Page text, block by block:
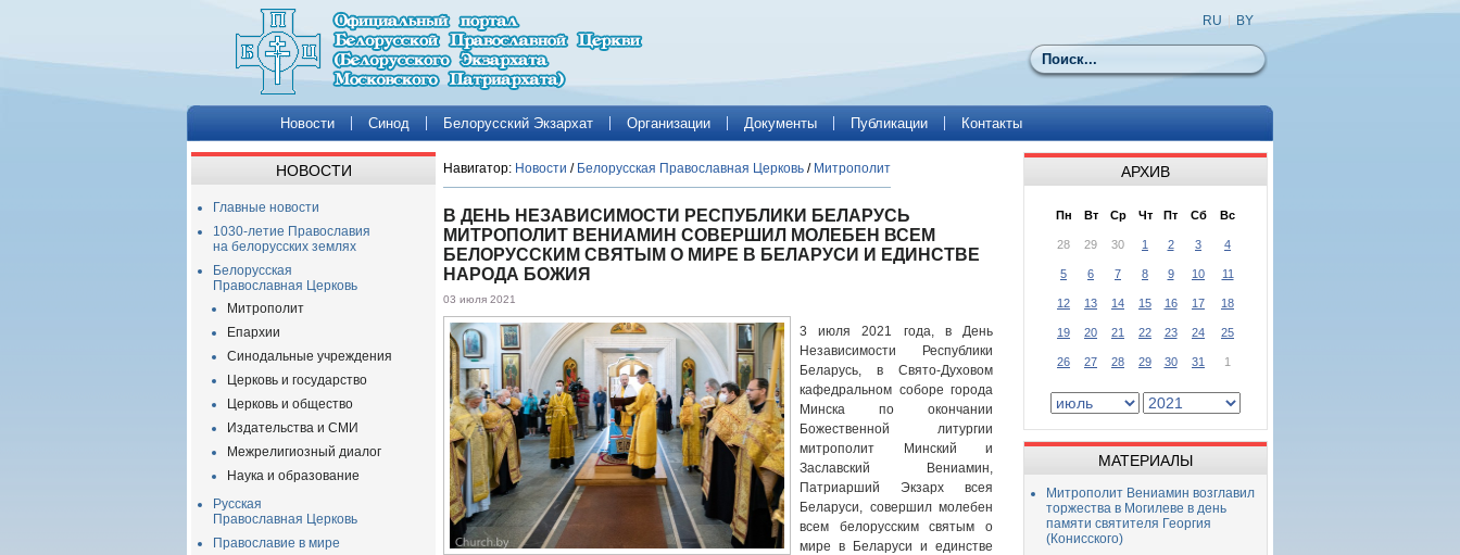
Поиск
RU BY
Новости Синод Белорусский Экзархат Организации Документы Публикации Контакты
НОВОСТИ
Главные новости
1030-летие Православия
на белорусских землях
Белорусская
Православная Церковь
Митрополит
Епархии
Синодальные учреждения
Церковь и государство
Церковь и общество
Издательства и СМИ
Межрелигиозный диалог
Наука и образование
Русская
Православная Церковь
Православие в мире
Навигатор: Новости / Белорусская Православная Церковь / Митрополит
В ДЕНЬ НЕЗАВИСИМОСТИ РЕСПУБЛИКИ БЕЛАРУСЬ
МИТРОПОЛИТ ВЕНИАМИН СОВЕРШИЛ МОЛЕБЕН ВСЕМ
БЕЛОРУССКИМ СВЯТЫМ О МИРЕ В БЕЛАРУСИ И ЕДИНСТВЕ
НАРОДА БОЖИЯ
03 июля 2021
3 июля 2021 года, в День
Независимости Республики
Беларусь, в Свято-Духовом
кафедральном соборе города
Минска по окончании
Божественной литургии
митрополит Минский и
Заславский Вениамин,
Патриарший Экзарх всея
Беларуси, совершил молебен
всем белорусским святым о
мире в Беларуси и единстве
АРХИВ
Пн Вт Ср Чт Пт Сб Вс
28 29 30 1 2 3 4
5 6 7 8 9 10 11
12 13 14 15 16 17 18
19 20 21 22 23 24 25
26 27 28 29 30 31 1
МАТЕРИАЛЫ
Митрополит Вениамин возглавил
торжества в Могилеве в день
памяти святителя Георгия
(Конисского)